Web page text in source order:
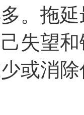
。拖
失望
或消